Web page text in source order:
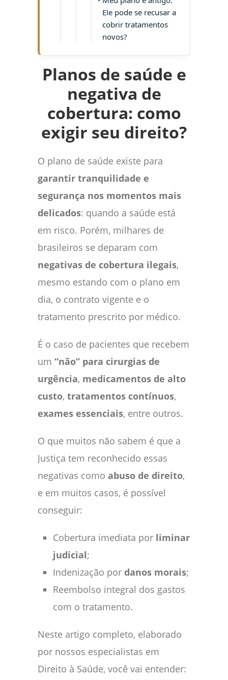
Ele pode se recusar a
cobrir tratamentos
novos?
Planos de saúde e
negativa de
cobertura: como
exigir seu direito?
O plano de saúde existe para
garantir tranquilidade e
segurança nos momentos mais
delicados: quando a saúde está
em risco. Porém, milhares de
brasileiros se deparam com
negativas de cobertura ilegais,
mesmo estando com o plano em
dia, o contrato vigente e o
tratamento prescrito por médico.
É o caso de pacientes que recebem
um “não” para cirurgias de
urgência, medicamentos de alto
custo, tratamentos contínuos,
exames essenciais, entre outros.
O que muitos não sabem é que a
Justiça tem reconhecido essas
negativas como abuso de direito,
e em muitos casos, é possível
conseguir:
Cobertura imediata por liminar
judicial;
Indenização por danos morais;
Reembolso integral dos gastos
com o tratamento.
Neste artigo completo, elaborado
por nossos especialistas em
Direito à Saúde, você vai entender: